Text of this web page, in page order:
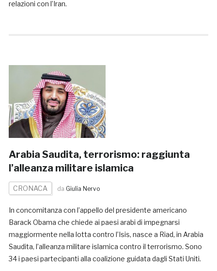
relazioni con l’Iran.
Arabia Saudita, terrorismo: raggiunta
l’alleanza militare islamica
CRONACA da Giulia Nervo
In concomitanza con l’appello del presidente americano
Barack Obama che chiede ai paesi arabi di impegnarsi
maggiormente nella lotta contro l’Isis, nasce a Riad, in Arabia
Saudita, l’alleanza militare islamica contro il terrorismo. Sono
34 i paesi partecipanti alla coalizione guidata dagli Stati Uniti.